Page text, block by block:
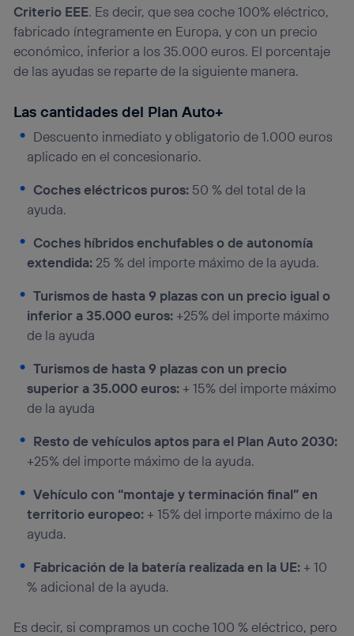
Criterio EEE. Es decir, que sea coche 100% eléctrico,
fabricado íntegramente en Europa, y con un precio
económico, inferior a los 35.000 euros. El porcentaje
de las ayudas se reparte de la siguiente manera.
Las cantidades del Plan Auto+
Descuento inmediato y obligatorio de 1.000 euros
aplicado en el concesionario.
Coches eléctricos puros: 50 % del total de la
ayuda.
Coches híbridos enchufables o de autonomía
extendida: 25 % del importe máximo de la ayuda.
Turismos de hasta 9 plazas con un precio igual o
inferior a 35.000 euros: +25% del importe máximo
de la ayuda
Turismos de hasta 9 plazas con un precio
superior a 35.000 euros: + 15% del importe máximo
de la ayuda
Resto de vehículos aptos para el Plan Auto 2030:
+25% del importe máximo de la ayuda.
Vehículo con “montaje y terminación final” en
territorio europeo: + 15% del importe máximo de la
ayuda.
Fabricación de la batería realizada en la UE: + 10
% adicional de la ayuda.
Es decir, si compramos un coche 100 % eléctrico, pero